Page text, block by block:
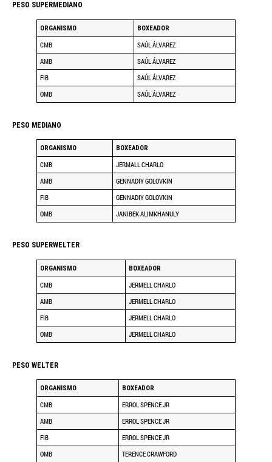
PESO SUPERMEDIANO
ORGANISMO BOXEADOR
CMB
SAÚL ÁLVAREZ
AMB
SAÚL ÁLVAREZ
FIB
SAÚL ÁLVAREZ
OMB
SAÚL ÁLVAREZ
PESO MEDIANO
ORGANISMO BOXEADOR
CMB
JERMALL CHARLO
AMB
GENNADIY GOLOVKIN
FIB
GENNADIY GOLOVKIN
OMB
JANIBEK ALIMKHANULY
PESO SUPERWELTER
ORGANISMO BOXEADOR
CMB
JERMELL CHARLO
AMB
JERMELL CHARLO
FIB
JERMELL CHARLO
OMB
JERMELL CHARLO
PESO WELTER
ORGANISMO BOXEADOR
CMB
ERROL SPENCE JR
AMB
ERROL SPENCE JR
FIB
ERROL SPENCE JR
OMB
TERENCE CRAWFORD